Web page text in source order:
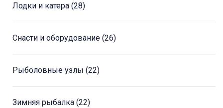
Лодки и катера (28)
Снасти и оборудование (26)
Рыболовные узлы (22)
Зимняя рыбалка (22)